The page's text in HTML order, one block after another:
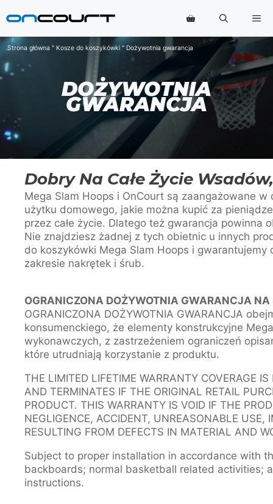
do
Strona główna " Kosze do koszykówki " Dożywotnia gwarancja
DOŻYWOTNIA
GWARANCJA
Dobry Na Całe Życie
Mega Slam Hoops i OnCourt są zaangażowane
użytku domowego, jakie można kupić za
przez całe życie. Dlatego też gwarancja powinna
Nie znajdziesz żadnej z tych obietnic u innych
do koszykówki Mega Slam Hoops i gwarantujemy
zakresie nakrętek i śrub.
OGRANICZONA DOŻYWOTNIA GWARANCJA NA
OGRANICZONA DOŻYWOTNIA GWARANCJA
konsumenckiego, że elementy konstrukcyjne
wykonawczych, z zastrzeżeniem ograniczeń
które utrudniają korzystanie z produktu.
THE LIMITED LIFETIME WARRANTY COVERAGE
AND TERMINATES IF THE ORIGINAL RETAIL
PRODUCT. THIS WARRANTY IS VOID IF THE
NEGLIGENCE, ACCIDENT, UNREASONABLE
RESULTING FROM DEFECTS IN MATERIAL AND
Subject to proper installation in accordance with
backboards; normal basketball related activities;
instructions.